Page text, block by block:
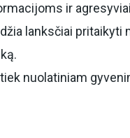
ir
lanksčiai pritaikyti
nuolatiniam